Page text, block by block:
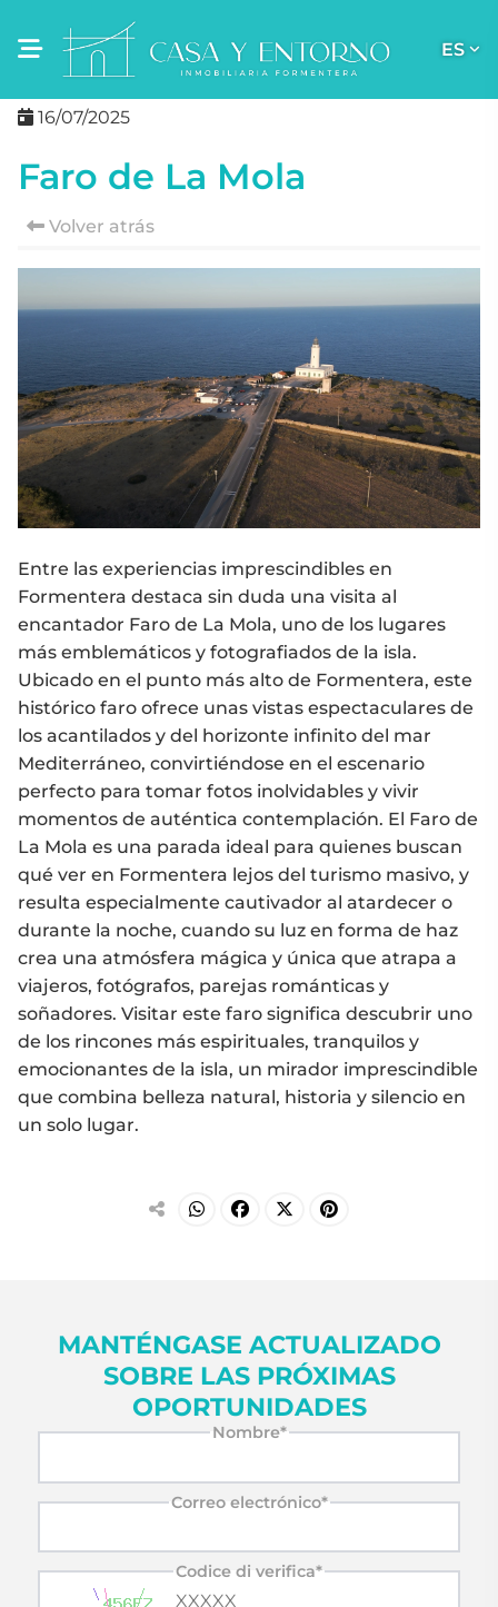
ES
Faro de La Mola
Volver atrás
16/07/2025
Entre las experiencias imprescindibles en
Formentera destaca sin duda una visita al
encantador Faro de La Mola, uno de los lugares
más emblemáticos y fotografiados de la isla.
Ubicado en el punto más alto de Formentera, este
histórico faro ofrece unas vistas espectaculares de
los acantilados y del horizonte infinito del mar
Mediterráneo, convirtiéndose en el escenario
perfecto para tomar fotos inolvidables y vivir
momentos de auténtica contemplación. El Faro de
La Mola es una parada ideal para quienes buscan
qué ver en Formentera lejos del turismo masivo, y
resulta especialmente cautivador al atardecer o
durante la noche, cuando su luz en forma de haz
crea una atmósfera mágica y única que atrapa a
viajeros, fotógrafos, parejas románticas y
soñadores. Visitar este faro significa descubrir uno
de los rincones más espirituales, tranquilos y
emocionantes de la isla, un mirador imprescindible
que combina belleza natural, historia y silencio en
un solo lugar.
MANTÉNGASE ACTUALIZADO
SOBRE LAS PRÓXIMAS
OPORTUNIDADES
Nombre*
Correo electrónico*
Codice di verifica*